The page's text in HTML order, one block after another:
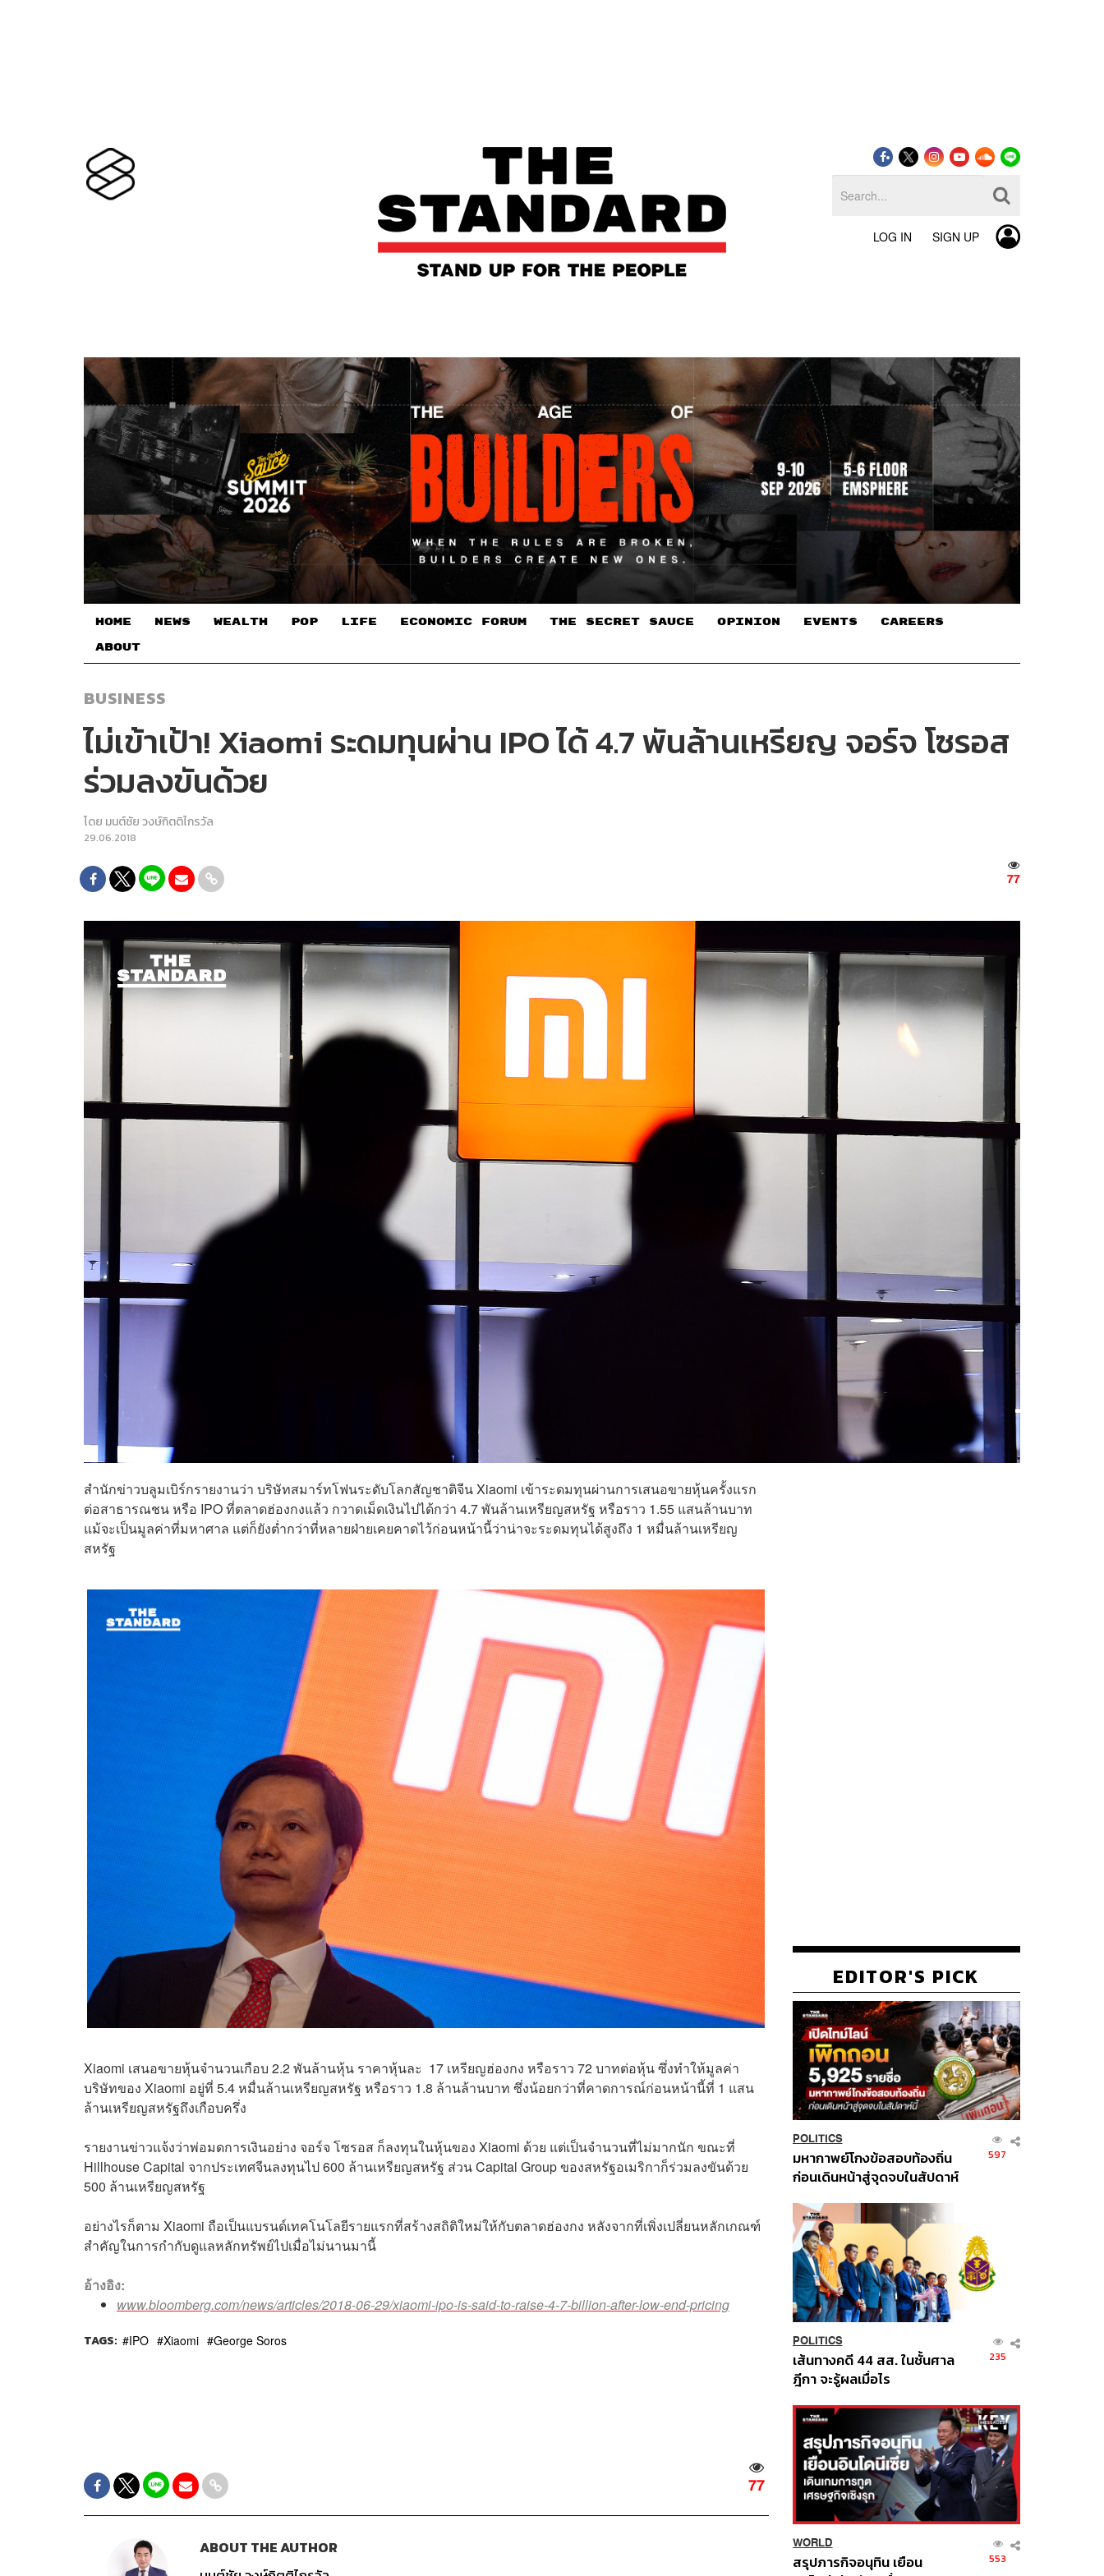
LOG IN SIGN UP
HOME NEWS WEALTH POP LIFE ECONOMIC FORUM THE SECRET SAUCE​ OPINION EVENTS CAREERS
ABOUT
BUSINESS
ไม่เข้าเป้า! Xiaomi ระดมทุนผ่าน IPO ได้ 4.7 พันล้านเหรียญ จอร์จ โซรอส
ร่วมลงขันด้วย
โดย มนต์ชัย วงษ์กิตติไกรวัล
29.06.2018
77
สำนักข่าวบลูมเบิร์กรายงานว่า บริษัทสมาร์ทโฟนระดับโลกสัญชาติจีน Xiaomi เข้าระดมทุนผ่านการเสนอขายหุ้นครั้งแรก
ต่อสาธารณชน หรือ IPO ที่ตลาดฮ่องกงแล้ว กวาดเม็ดเงินไปได้กว่า 4.7 พันล้านเหรียญสหรัฐ หรือราว 1.55 แสนล้านบาท
แม้จะเป็นมูลค่าที่มหาศาล แต่ก็ยังต่ำกว่าที่หลายฝ่ายเคยคาดไว้ก่อนหน้านี้ว่าน่าจะระดมทุนได้สูงถึง 1 หมื่นล้านเหรียญ
สหรัฐ
Xiaomi เสนอขายหุ้นจำนวนเกือบ 2.2 พันล้านหุ้น ราคาหุ้นละ 17 เหรียญฮ่องกง หรือราว 72 บาทต่อหุ้น ซึ่งทำให้มูลค่า
บริษัทของ Xiaomi อยู่ที่ 5.4 หมื่นล้านเหรียญสหรัฐ หรือราว 1.8 ล้านล้านบาท ซึ่งน้อยกว่าที่คาดการณ์ก่อนหน้านี้ที่ 1 แสน
ล้านเหรียญสหรัฐถึงเกือบครึ่ง
รายงานข่าวแจ้งว่าพ่อมดการเงินอย่าง จอร์จ โซรอส ก็ลงทุนในหุ้นของ Xiaomi ด้วย แต่เป็นจำนวนที่ไม่มากนัก ขณะที่
Hillhouse Capital จากประเทศจีนลงทุนไป 600 ล้านเหรียญสหรัฐ ส่วน Capital Group ของสหรัฐอเมริกาก็ร่วมลงขันด้วย
500 ล้านเหรียญสหรัฐ
อย่างไรก็ตาม Xiaomi ถือเป็นแบรนด์เทคโนโลยีรายแรกที่สร้างสถิติใหม่ให้กับตลาดฮ่องกง หลังจากที่เพิ่งเปลี่ยนหลักเกณฑ์
สำคัญในการกำกับดูแลหลักทรัพย์ไปเมื่อไม่นานมานี้
อ้างอิง:
www.bloomberg.com/news/articles/2018-06-29/xiaomi-ipo-is-said-to-raise-4-7-billion-after-low-end-pricing
TAGS: IPO Xiaomi George Soros
77
ABOUT THE AUTHOR
EDITOR'S PICK
POLITICS
มหากาพย์โกงข้อสอบท้องถิ่น
ก่อนเดินหน้าสู่จุดจบในสัปดาห์
597
POLITICS
เส้นทางคดี 44 สส. ในชั้นศาล
ฎีกา จะรู้ผลเมื่อไร
235
WORLD
สรุปภารกิจอนุทิน เยือน
553